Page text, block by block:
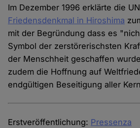
Im Dezember 1996 erklärte die
Friedensdenkmal in Hiroshima
mit der Begründung dass es
Symbol der zerstörerischsten
der Menschheit geschaffen
zudem die Hoffnung auf
endgültigen Beseitigung aller
Erstveröffentlichung: Pressenza